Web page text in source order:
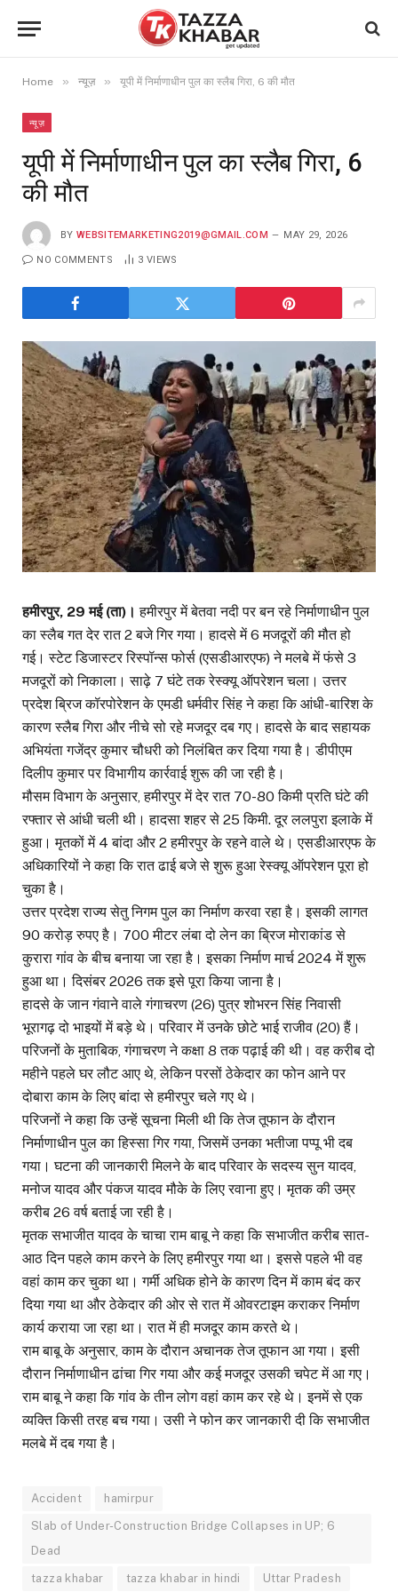
Home » न्यूज़ » यूपी में निर्माणाधीन पुल का स्लैब गिरा, 6 की मौत
न्यूज़
यूपी में निर्माणाधीन पुल का स्लैब गिरा, 6
की मौत
BY WEBSITEMARKETING2019@GMAIL.COM MAY 29, 2026
NO COMMENTS 3 VIEWS
हमीरपुर, 29 मई (ता)। हमीरपुर में बेतवा नदी पर बन रहे निर्माणाधीन पुल
का स्लैब गत देर रात 2 बजे गिर गया। हादसे में 6 मजदूरों की मौत हो
गई। स्टेट डिजास्टर रिस्पॉन्स फोर्स (एसडीआरएफ) ने मलबे में फंसे 3
मजदूरों को निकाला। साढ़े 7 घंटे तक रेस्क्यू ऑपरेशन चला। उत्तर
प्रदेश ब्रिज कॉरपोरेशन के एमडी धर्मवीर सिंह ने कहा कि आंधी-बारिश के
कारण स्लैब गिरा और नीचे सो रहे मजदूर दब गए। हादसे के बाद सहायक
अभियंता गजेंद्र कुमार चौधरी को निलंबित कर दिया गया है। डीपीएम
दिलीप कुमार पर विभागीय कार्रवाई शुरू की जा रही है।
मौसम विभाग के अनुसार, हमीरपुर में देर रात 70-80 किमी प्रति घंटे की
रफ्तार से आंधी चली थी। हादसा शहर से 25 किमी. दूर ललपुरा इलाके में
हुआ। मृतकों में 4 बांदा और 2 हमीरपुर के रहने वाले थे। एसडीआरएफ के
अधिकारियों ने कहा कि रात ढाई बजे से शुरू हुआ रेस्क्यू ऑपरेशन पूरा हो
चुका है।
उत्तर प्रदेश राज्य सेतु निगम पुल का निर्माण करवा रहा है। इसकी लागत
90 करोड़ रुपए है। 700 मीटर लंबा दो लेन का ब्रिज मोराकांड से
कुरारा गांव के बीच बनाया जा रहा है। इसका निर्माण मार्च 2024 में शुरू
हुआ था। दिसंबर 2026 तक इसे पूरा किया जाना है।
हादसे के जान गंवाने वाले गंगाचरण (26) पुत्र शोभरन सिंह निवासी
भूरागढ़ दो भाइयों में बड़े थे। परिवार में उनके छोटे भाई राजीव (20) हैं।
परिजनों के मुताबिक, गंगाचरण ने कक्षा 8 तक पढ़ाई की थी। वह करीब दो
महीने पहले घर लौट आए थे, लेकिन परसों ठेकेदार का फोन आने पर
दोबारा काम के लिए बांदा से हमीरपुर चले गए थे।
परिजनों ने कहा कि उन्हें सूचना मिली थी कि तेज तूफान के दौरान
निर्माणाधीन पुल का हिस्सा गिर गया, जिसमें उनका भतीजा पप्पू भी दब
गया। घटना की जानकारी मिलने के बाद परिवार के सदस्य सुन यादव,
मनोज यादव और पंकज यादव मौके के लिए रवाना हुए। मृतक की उम्र
करीब 26 वर्ष बताई जा रही है।
मृतक सभाजीत यादव के चाचा राम बाबू ने कहा कि सभाजीत करीब सात-
आठ दिन पहले काम करने के लिए हमीरपुर गया था। इससे पहले भी वह
वहां काम कर चुका था। गर्मी अधिक होने के कारण दिन में काम बंद कर
दिया गया था और ठेकेदार की ओर से रात में ओवरटाइम कराकर निर्माण
कार्य कराया जा रहा था। रात में ही मजदूर काम करते थे।
राम बाबू के अनुसार, काम के दौरान अचानक तेज तूफान आ गया। इसी
दौरान निर्माणाधीन ढांचा गिर गया और कई मजदूर उसकी चपेट में आ गए।
राम बाबू ने कहा कि गांव के तीन लोग वहां काम कर रहे थे। इनमें से एक
व्यक्ति किसी तरह बच गया। उसी ने फोन कर जानकारी दी कि सभाजीत
मलबे में दब गया है।
Accident hamirpur
Slab of Under-Construction Bridge Collapses in UP; 6
Dead
tazza khabar tazza khabar in hindi Uttar Pradesh